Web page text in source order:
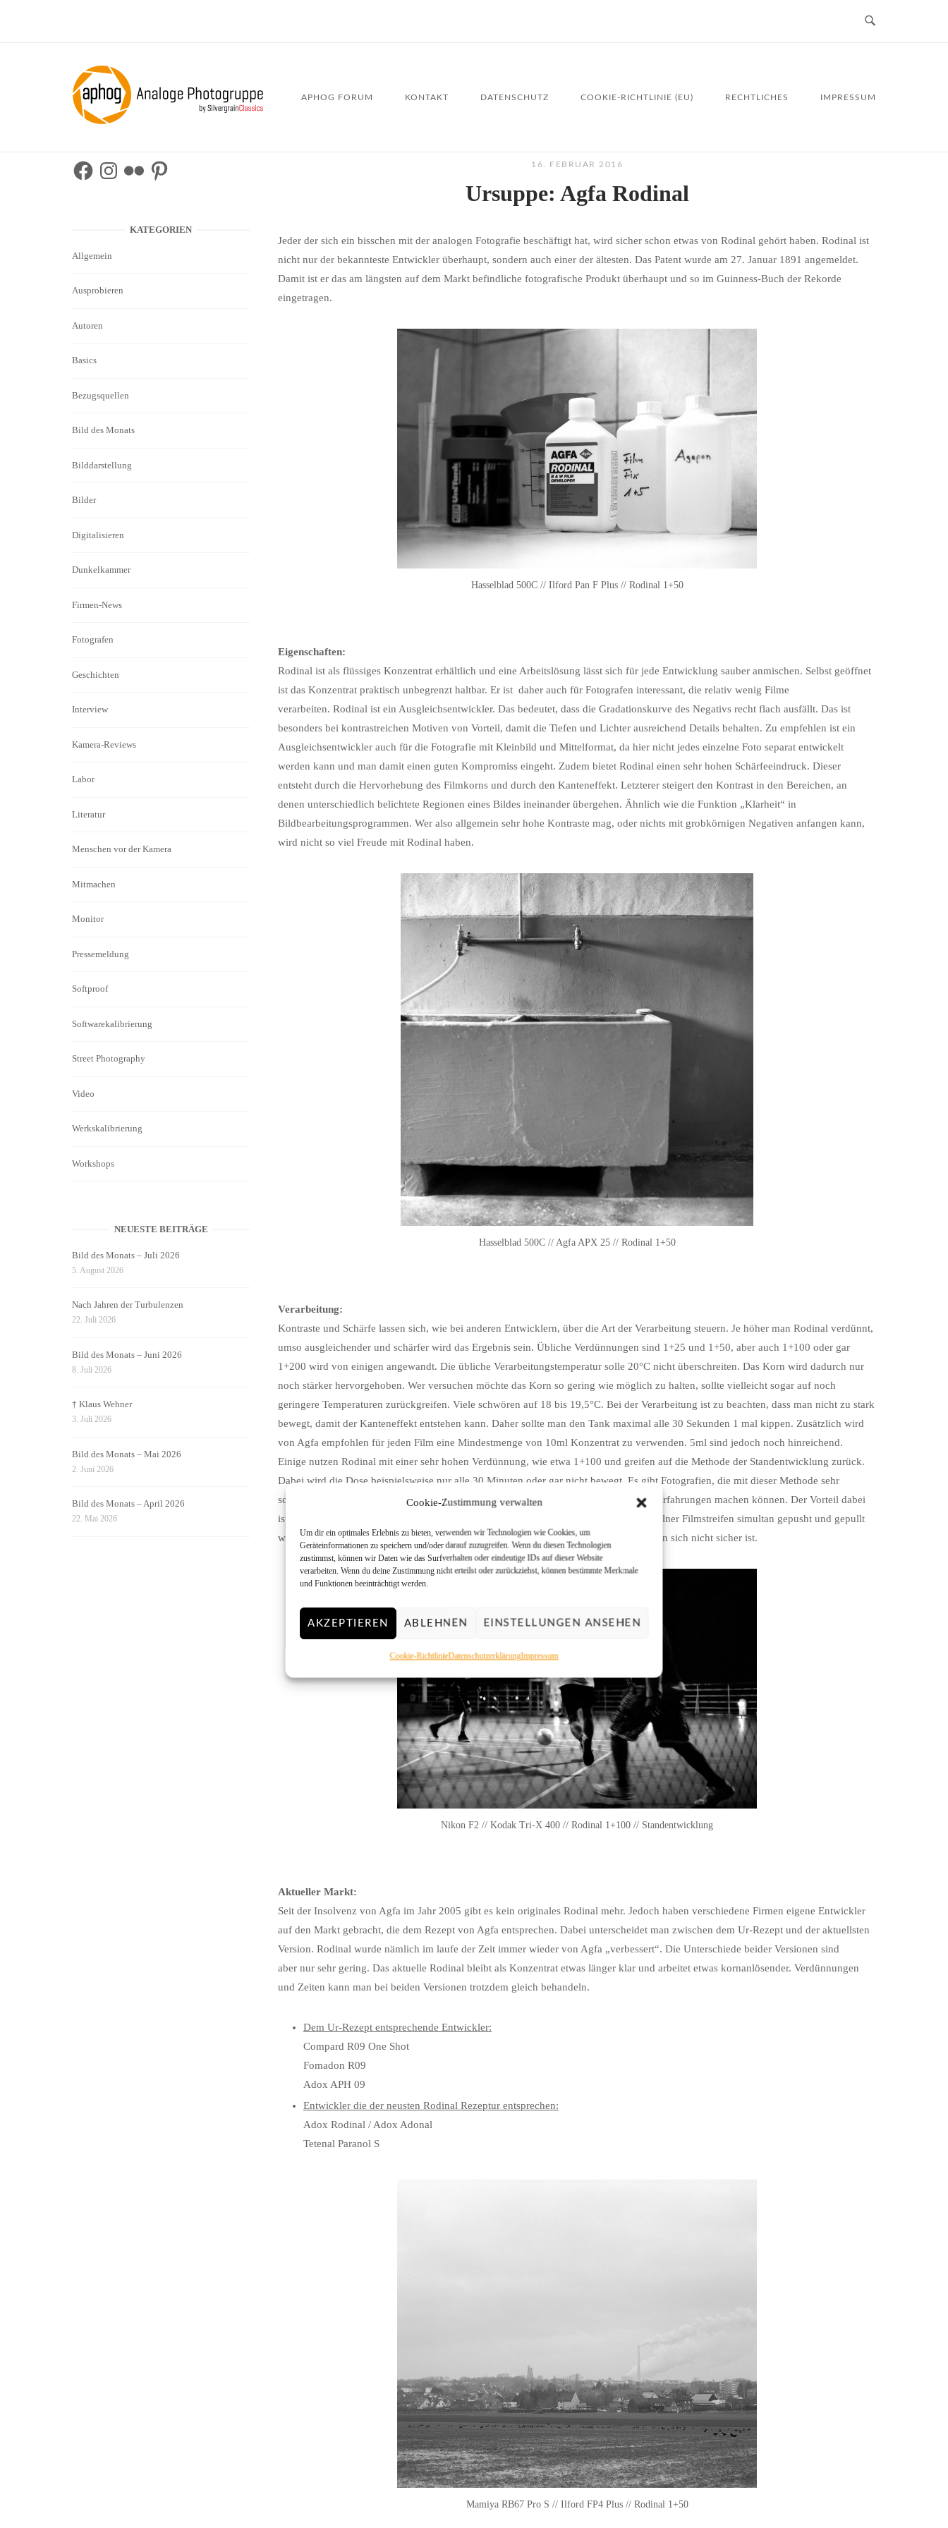
Cookie-Zustimmung verwalten
Um dir ein optimales Erlebnis zu bieten, verwenden wir Technologien wie Cookies, um
Geräteinformationen zu speichern und/oder darauf zuzugreifen. Wenn du diesen Technologien
zustimmst, können wir Daten wie das Surfverhalten oder eindeutige IDs auf dieser Website
verarbeiten. Wenn du deine Zustimmung nicht erteilst oder zurückziehst, können bestimmte Merkmale
und Funktionen beeinträchtigt werden.
AKZEPTIEREN ABLEHNEN EINSTELLUNGEN ANSEHEN
Cookie-RichtlinieDatenschutzerklärungImpressum
Home
APHOG FORUM KONTAKT DATENSCHUTZ COOKIE-RICHTLINIE (EU) RECHTLICHES IMPRESSUM
16. FEBRUAR 2016
Ursuppe: Agfa Rodinal
Jeder der sich ein bisschen mit der analogen Fotografie beschäftigt hat, wird sicher schon etwas von Rodinal gehört haben. Rodinal ist
nicht nur der bekannteste Entwickler überhaupt, sondern auch einer der ältesten. Das Patent wurde am 27. Januar 1891 angemeldet.
Damit ist er das am längsten auf dem Markt befindliche fotografische Produkt überhaupt und so im Guinness-Buch der Rekorde
eingetragen.
Hasselblad 500C // Ilford Pan F Plus // Rodinal 1+50
Eigenschaften:
Rodinal ist als flüssiges Konzentrat erhältlich und eine Arbeitslösung lässt sich für jede Entwicklung sauber anmischen. Selbst geöffnet
ist das Konzentrat praktisch unbegrenzt haltbar. Er ist daher auch für Fotografen interessant, die relativ wenig Filme
verarbeiten. Rodinal ist ein Ausgleichsentwickler. Das bedeutet, dass die Gradationskurve des Negativs recht flach ausfällt. Das ist
besonders bei kontrastreichen Motiven von Vorteil, damit die Tiefen und Lichter ausreichend Details behalten. Zu empfehlen ist ein
Ausgleichsentwickler auch für die Fotografie mit Kleinbild und Mittelformat, da hier nicht jedes einzelne Foto separat entwickelt
werden kann und man damit einen guten Kompromiss eingeht. Zudem bietet Rodinal einen sehr hohen Schärfeeindruck. Dieser
entsteht durch die Hervorhebung des Filmkorns und durch den Kanteneffekt. Letzterer steigert den Kontrast in den Bereichen, an
denen unterschiedlich belichtete Regionen eines Bildes ineinander übergehen. Ähnlich wie die Funktion „Klarheit“ in
Bildbearbeitungsprogrammen. Wer also allgemein sehr hohe Kontraste mag, oder nichts mit grobkörnigen Negativen anfangen kann,
wird nicht so viel Freude mit Rodinal haben.
Hasselblad 500C // Agfa APX 25 // Rodinal 1+50
Verarbeitung:
Kontraste und Schärfe lassen sich, wie bei anderen Entwicklern, über die Art der Verarbeitung steuern. Je höher man Rodinal verdünnt,
umso ausgleichender und schärfer wird das Ergebnis sein. Übliche Verdünnungen sind 1+25 und 1+50, aber auch 1+100 oder gar
1+200 wird von einigen angewandt. Die übliche Verarbeitungstemperatur solle 20°C nicht überschreiten. Das Korn wird dadurch nur
noch stärker hervorgehoben. Wer versuchen möchte das Korn so gering wie möglich zu halten, sollte vielleicht sogar auf noch
geringere Temperaturen zurückgreifen. Viele schwören auf 18 bis 19,5°C. Bei der Verarbeitung ist zu beachten, dass man nicht zu stark
bewegt, damit der Kanteneffekt entstehen kann. Daher sollte man den Tank maximal alle 30 Sekunden 1 mal kippen. Zusätzlich wird
von Agfa empfohlen für jeden Film eine Mindestmenge von 10ml Konzentrat zu verwenden. 5ml sind jedoch noch hinreichend.
Einige nutzen Rodinal mit einer sehr hohen Verdünnung, wie etwa 1+100 und greifen auf die Methode der Standentwicklung zurück.
Dabei wird die Dose beispielsweise nur alle 30 Minuten oder gar nicht bewegt. Es gibt Fotografien, die mit dieser Methode sehr
scharfen Aufnahmen erhalten haben. Ich habe damit leider noch keine wirklich guten Erfahrungen machen können. Der Vorteil dabei
ist allerdings, dass die Negative sehr gleichmäßig entwickelt werden. So kann ein einzelner Filmstreifen simultan gepusht und gepullt
werden. Folglich ist diese Arbeitsweise praktisch für Filme, über dessen Belichtung man sich nicht sicher ist.
Nikon F2 // Kodak Tri-X 400 // Rodinal 1+100 // Standentwicklung
Aktueller Markt:
Seit der Insolvenz von Agfa im Jahr 2005 gibt es kein originales Rodinal mehr. Jedoch haben verschiedene Firmen eigene Entwickler
auf den Markt gebracht, die dem Rezept von Agfa entsprechen. Dabei unterscheidet man zwischen dem Ur-Rezept und der aktuellsten
Version. Rodinal wurde nämlich im laufe der Zeit immer wieder von Agfa „verbessert“. Die Unterschiede beider Versionen sind
aber nur sehr gering. Das aktuelle Rodinal bleibt als Konzentrat etwas länger klar und arbeitet etwas kornanlösender. Verdünnungen
und Zeiten kann man bei beiden Versionen trotzdem gleich behandeln.
Dem Ur-Rezept entsprechende Entwickler:
Compard R09 One Shot
Fomadon R09
Adox APH 09
Entwickler die der neusten Rodinal Rezeptur entsprechen:
Adox Rodinal / Adox Adonal
Tetenal Paranol S
Mamiya RB67 Pro S // Ilford FP4 Plus // Rodinal 1+50
FacebookInstagram
Flickr Pinterest
KATEGORIEN
Allgemein
Ausprobieren
Autoren
Basics
Bezugsquellen
Bild des Monats
Bilddarstellung
Bilder
Digitalisieren
Dunkelkammer
Firmen-News
Fotografen
Geschichten
Interview
Kamera-Reviews
Labor
Literatur
Menschen vor der Kamera
Mitmachen
Monitor
Pressemeldung
Softproof
Softwarekalibrierung
Street Photography
Video
Werkskalibrierung
Workshops
NEUESTE BEITRÄGE
Bild des Monats – Juli 2026
5. August 2026
Nach Jahren der Turbulenzen
22. Juli 2026
Bild des Monats – Juni 2026
8. Juli 2026
† Klaus Wehner
3. Juli 2026
Bild des Monats – Mai 2026
2. Juni 2026
Bild des Monats – April 2026
22. Mai 2026